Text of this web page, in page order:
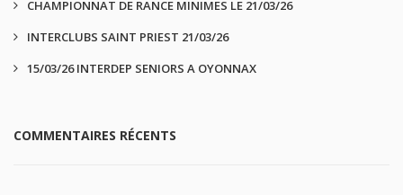
CHAMPIONNAT DE RANCE MINIMES LE 21/03/26
INTERCLUBS SAINT PRIEST 21/03/26
15/03/26 INTERDEP SENIORS A OYONNAX
COMMENTAIRES RÉCENTS